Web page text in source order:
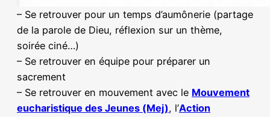
– Se retrouver pour un temps d’aumônerie (partage
de la parole de Dieu, réflexion sur un thème,
soirée ciné…)
– Se retrouver en équipe pour préparer un
sacrement
– Se retrouver en mouvement avec le Mouvement
eucharistique des Jeunes (Mej), l’Action